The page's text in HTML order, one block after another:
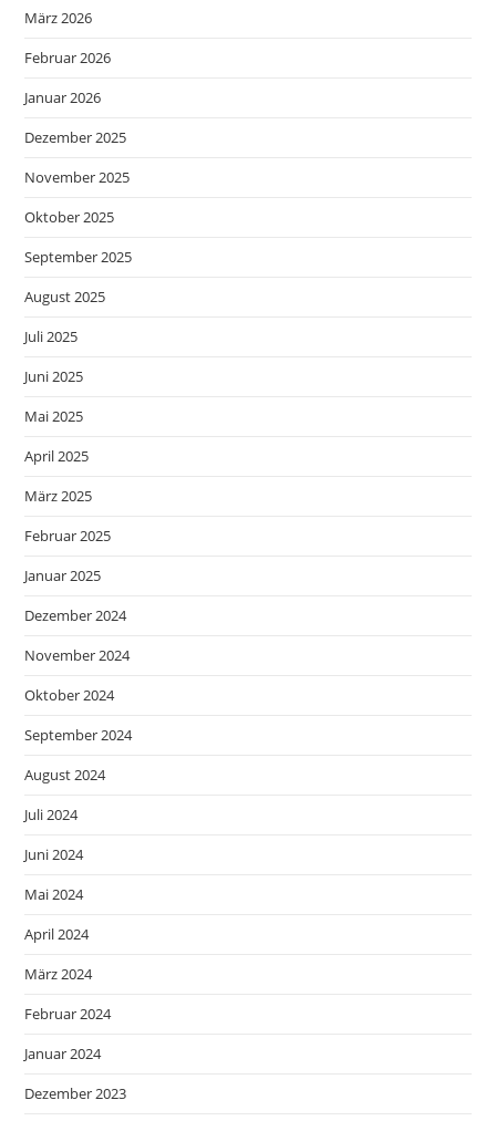
März 2026
Februar 2026
Januar 2026
Dezember 2025
November 2025
Oktober 2025
September 2025
August 2025
Juli 2025
Juni 2025
Mai 2025
April 2025
März 2025
Februar 2025
Januar 2025
Dezember 2024
November 2024
Oktober 2024
September 2024
August 2024
Juli 2024
Juni 2024
Mai 2024
April 2024
März 2024
Februar 2024
Januar 2024
Dezember 2023